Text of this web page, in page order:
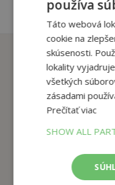
Zákazníci,
tento titul
používa
Táto webová
cookie na
skúsenosti.
lokality
všetkých
zásadami
Prečítať viac
SHOW ALL